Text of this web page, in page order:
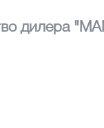
дилера